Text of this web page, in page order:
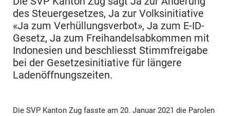
des Steuergesetzes, Ja zur Volksinitiative
«Ja zum Verhüllungsverbot», Ja zum E-ID-
Gesetz, Ja zum Freihandelsabkommen mit
Indonesien und beschliesst Stimmfreigabe
bei der Gesetzesinitiative für längere
Ladenöffnungszeiten.
Die SVP Kanton Zug fasste am 20. Januar 2021 die Parolen